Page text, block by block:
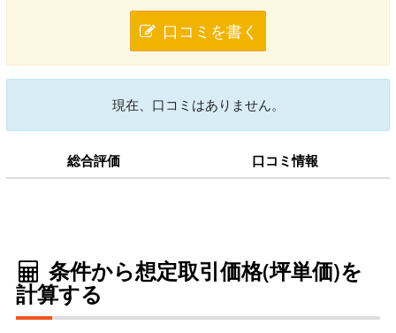
口コミを書く
現在、口コミはありません。
総合評価 口コミ情報
条件から想定取引価格(坪単価)を
計算する